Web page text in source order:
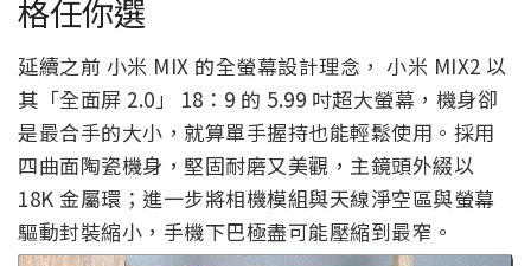
格任你選
延續之前 小米 MIX 的全螢幕設計理念， 小米 MIX2 以
其「全面屏 2.0」 18：9 的 5.99 吋超大螢幕，機身卻
是最合手的大小，就算單手握持也能輕鬆使用。採用
四曲面陶瓷機身，堅固耐磨又美觀，主鏡頭外綴以
18K 金屬環；進一步將相機模組與天線淨空區與螢幕
驅動封裝縮小，手機下巴極盡可能壓縮到最窄。